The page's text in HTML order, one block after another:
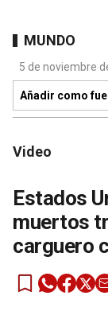
MUNDO
5 de noviembre
Añadir como
Video
Estados
muertos
carguero